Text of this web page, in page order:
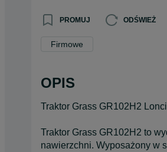
PROMUJ ODŚWIEŻ
Firmowe
OPIS
Traktor Grass GR102H2
Traktor Grass GR102H2 to
nawierzchni. Wyposażony w